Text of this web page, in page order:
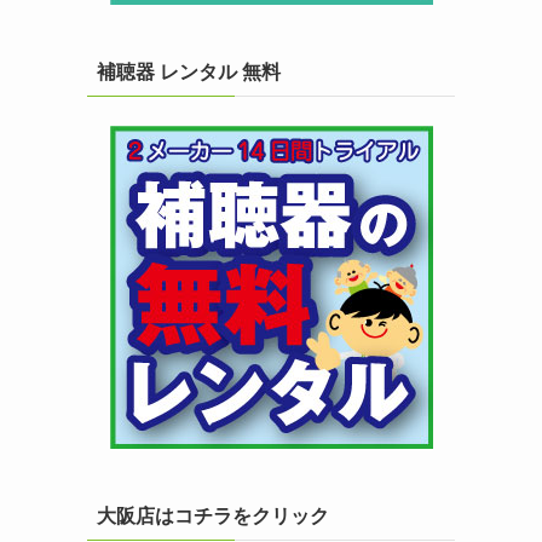
補聴器 レンタル 無料
大阪店はコチラをクリック